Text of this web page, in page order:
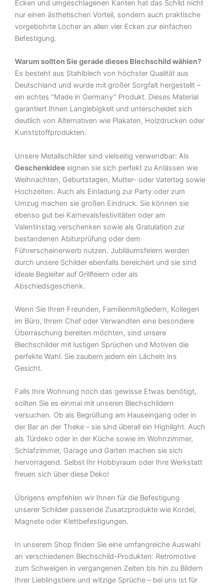
Ecken und umgeschlagenen Kanten hat das Schild nicht
nur einen ästhetischen Vorteil, sondern auch praktische
vorgebohrte Löcher an allen vier Ecken zur einfachen
Befestigung.
Warum sollten Sie gerade dieses Blechschild wählen?
Es besteht aus Stahlblech von höchster Qualität aus
Deutschland und wurde mit großer Sorgfalt hergestellt –
ein echtes “Made in Germany” Produkt. Dieses Material
garantiert Ihnen Langlebigkeit und unterscheidet sich
deutlich von Alternativen wie Plakaten, Holzdrucken oder
Kunststoffprodukten.
Unsere Metallschilder sind vielseitig verwendbar: Als
Geschenkidee eignen sie sich perfekt zu Anlässen wie
Weihnachten, Geburtstagen, Mutter- oder Vatertag sowie
Hochzeiten. Auch als Einladung zur Party oder zum
Umzug machen sie großen Eindruck. Sie können sie
ebenso gut bei Karnevalsfestivitäten oder am
Valentinstag verschenken sowie als Gratulation zur
bestandenen Abiturprüfung oder dem
Führerscheinerwerb nutzen. Jubiläumsfeiern werden
durch unsere Schilder ebenfalls bereichert und sie sind
ideale Begleiter auf Grillfeiern oder als
Abschiedsgeschenk.
Wenn Sie Ihren Freunden, Familienmitgliedern, Kollegen
im Büro, Ihrem Chef oder Verwandten eine besondere
Überraschung bereiten möchten, sind unsere
Blechschilder mit lustigen Sprüchen und Motiven die
perfekte Wahl. Sie zaubern jedem ein Lächeln ins
Gesicht.
Falls Ihre Wohnung noch das gewisse Etwas benötigt,
sollten Sie es einmal mit unseren Blechschildern
versuchen. Ob als Begrüßung am Hauseingang oder in
der Bar an der Theke – sie sind überall ein Highlight. Auch
als Türdeko oder in der Küche sowie im Wohnzimmer,
Schlafzimmer, Garage und Garten machen sie sich
hervorragend. Selbst Ihr Hobbyraum oder Ihre Werkstatt
freuen sich über diese Deko!
Übrigens empfehlen wir Ihnen für die Befestigung
unserer Schilder passende Zusatzprodukte wie Kordel,
Magnete oder Klettbefestigungen.
In unserem Shop finden Sie eine umfangreiche Auswahl
an verschiedenen Blechschild-Produkten: Retromotive
zum Schwelgen in vergangenen Zeiten bis hin zu Bildern
Ihrer Lieblingstiere und witzige Sprüche – bei uns ist für